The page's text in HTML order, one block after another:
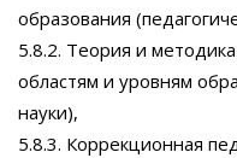
образования
5.8.2. Теория и
областям и уровням
науки),
5.8.3. Коррекционная